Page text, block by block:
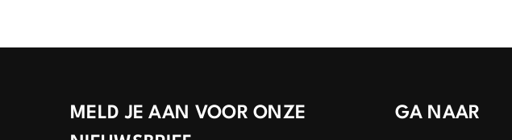
MELD JE AAN VOOR ONZE
GA NAAR